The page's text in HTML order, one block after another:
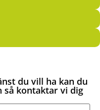
du vill ha kan du
så kontaktar vi dig